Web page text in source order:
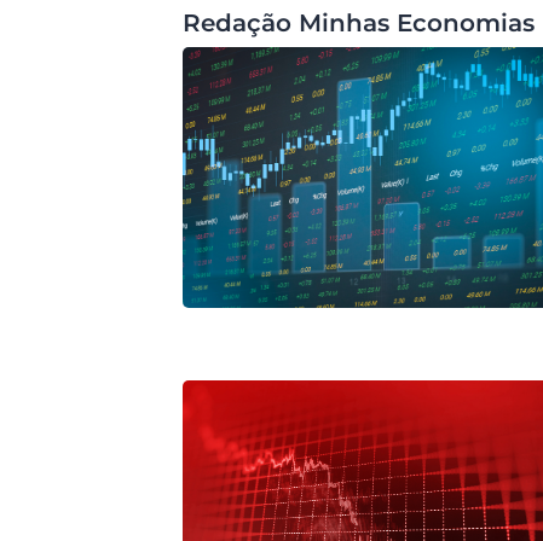
Redação Minhas Economias